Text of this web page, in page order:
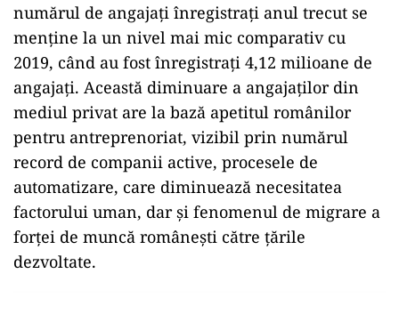
numărul de angajați înregistrați anul trecut se
menține la un nivel mai mic comparativ cu
2019, când au fost înregistrați 4,12 milioane de
angajați. Această diminuare a angajaților din
mediul privat are la bază apetitul românilor
pentru antreprenoriat, vizibil prin numărul
record de companii active, procesele de
automatizare, care diminuează necesitatea
factorului uman, dar și fenomenul de migrare a
forței de muncă românești către țările
dezvoltate.